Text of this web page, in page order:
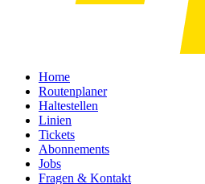
Home
Routenplaner
Haltestellen
Linien
Tickets
Abonnements
Jobs
Fragen & Kontakt